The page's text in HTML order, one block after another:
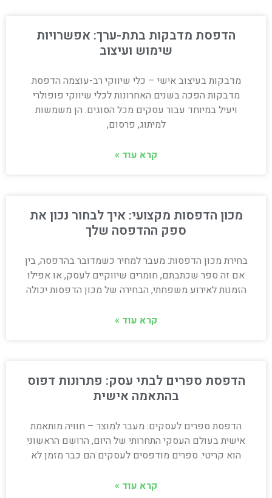
הדפסת מדבקות בתת-ערך: אפשרויות
שימוש ועיצוב
מדבקות בעיצוב אישי – כלי שיווקי רב-עוצמה הדפסת
מדבקות הפכה בשנים האחרונות לכלי שיווקי פופולרי
ויעיל במיוחד עבור עסקים מכל הסוגים. הן משמשות
למיתוג, פרסום,
קרא עוד »
מכון הדפסות מקצועי: איך לבחור נכון את
ספק ההדפסה שלך
בחירת מכון הדפסות: מעבר למחיר כשמדובר בהדפסה, בין
אם זה ספר שכתבתם, חומרים שיווקיים לעסק, או אפילו
הזמנות לאירוע משפחתי, הבחירה של מכון הדפסות יכולה
קרא עוד »
הדפסת ספרים לבתי עסק: פתרונות דפוס
בהתאמה אישית
הדפסת ספרים לעסקים: מעבר למוצר – חוויה מותאמת
אישית בעולם העסקי התחרותי של היום, הרושם הראשוני
הוא קריטי. ספרים מודפסים לעסקים הם כבר מזמן לא
קרא עוד »